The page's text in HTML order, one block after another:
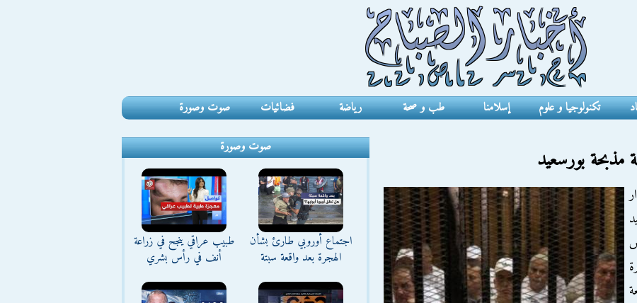
تكنولوجيا و علوم إسلامنا طب و صحة رياضة فضائيات صوت وصورة
مذبحة بورسعيد صوت وصورة
اجتماع أوروبي طارئ بشأن
الهجرة بعد واقعة سبتة
طبيب عراقي ينجح في زراعة
أنف في رأس بشري